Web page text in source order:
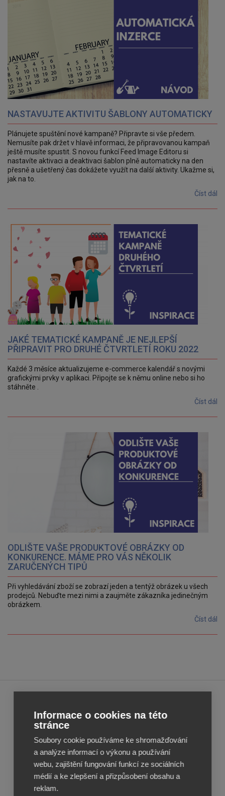
NASTAVUJTE AKTIVITU ŠABLONY AUTOMATICKY
Plánujete spuštění nové kampaně? Připravte si vše předem.
Nemusíte pak držet v hlavě informaci, že připravovanou kampaň
ještě musíte spustit. S novou funkcí Feed Image Editoru si
nastavíte aktivaci a deaktivaci šablon plně automaticky na den
přesně a ušetřený čas dokážete využít na další aktivity. Ukažme si,
jak na to.
Číst dál
JAKÉ TEMATICKÉ KAMPANĚ JE NEJLEPŠÍ
PŘIPRAVIT PRO DRUHÉ ČTVRTLETÍ ROKU 2022
Každé 3 měsíce aktualizujeme e-commerce kalendář s novými
grafickými prvky v aplikaci. Připojte se k němu online nebo si ho
stáhněte .
Číst dál
ODLIŠTE VAŠE PRODUKTOVÉ OBRÁZKY OD
KONKURENCE. MÁME PRO VÁS NĚKOLIK
ZARUČENÝCH TIPŮ
Při vyhledávání zboží se zobrazí jeden a tentýž obrázek u všech
prodejců. Nebuďte mezi nimi a zaujměte zákazníka jedinečným
obrázkem.
Číst dál
Image
Reviews
Image
Reviews
Informace o cookies na této
stránce
Soubory cookie používáme ke shromažďování
a analýze informací o výkonu a používání
webu, zajištění fungování funkcí ze sociálních
médií a ke zlepšení a přizpůsobení obsahu a
reklam.